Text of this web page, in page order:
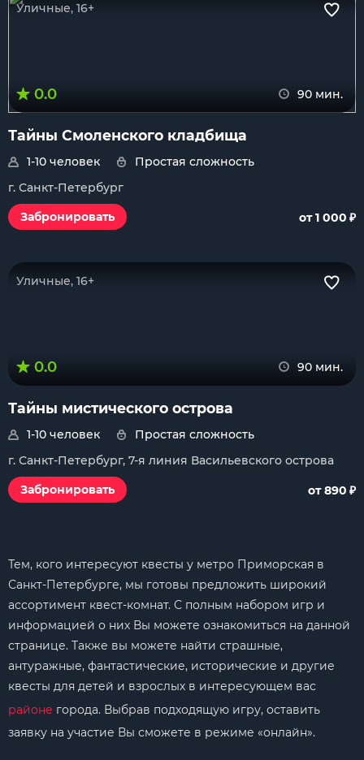
Уличные, 16+
0.0 90 мин.
Тайны Смоленского кладбища
1-10 человек
Простая сложность
г. Санкт-Петербург
Забронировать
от 1 000 ₽
Уличные, 16+
0.0 90 мин.
Тайны мистического острова
1-10 человек
Простая сложность
г. Санкт-Петербург, 7-я линия Васильевского острова
Забронировать
от 890 ₽
Тем, кого интересуют квесты у метро Приморская в
Санкт-Петербурге, мы готовы предложить широкий
ассортимент квест-комнат. С полным набором игр и
информацией о них Вы можете ознакомиться на данной
странице. Также вы можете найти страшные,
антуражные, фантастические, исторические и другие
квесты для детей и взрослых в интересующем вас
районе города. Выбрав подходящую игру, оставить
заявку на участие Вы сможете в режиме «онлайн».